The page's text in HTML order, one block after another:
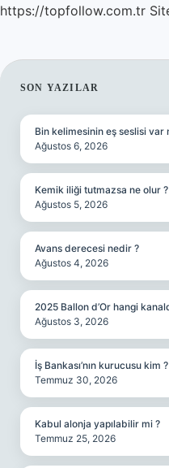
https://topfollow.com.tr
SIDEBAR
SON YAZILAR
Bin kelimesinin eş seslisi var
Ağustos 6, 2026
Kemik iliği tutmazsa ne olur ?
Ağustos 5, 2026
Avans derecesi nedir ?
Ağustos 4, 2026
2025 Ballon d’Or hangi
Ağustos 3, 2026
İş Bankası’nın kurucusu kim ?
Temmuz 30, 2026
Kabul alonja yapılabilir mi ?
Temmuz 25, 2026